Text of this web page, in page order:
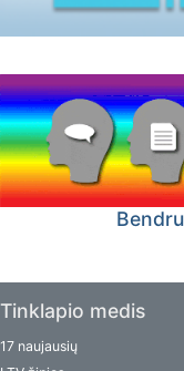
Tinklapio medis
17 naujausių